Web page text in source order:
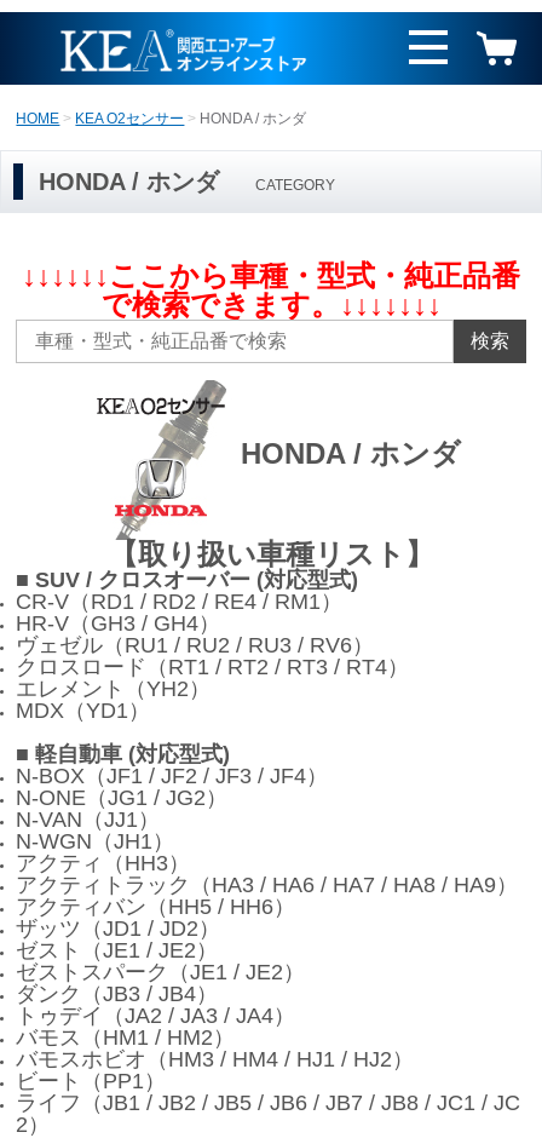
HOME KEA O2センサー HONDA / ホンダ
HONDA / ホンダ CATEGORY
↓↓↓↓↓↓ここから車種・型式・純正品番
で検索できます。↓↓↓↓↓↓↓
検索
HONDA / ホンダ
【取り扱い車種リスト】
■ SUV / クロスオーバー (対応型式)
CR-V（RD1 / RD2 / RE4 / RM1）
HR-V（GH3 / GH4）
ヴェゼル（RU1 / RU2 / RU3 / RV6）
クロスロード（RT1 / RT2 / RT3 / RT4）
エレメント（YH2）
MDX（YD1）
■ 軽自動車 (対応型式)
N-BOX（JF1 / JF2 / JF3 / JF4）
N-ONE（JG1 / JG2）
N-VAN（JJ1）
N-WGN（JH1）
アクティ（HH3）
アクティトラック（HA3 / HA6 / HA7 / HA8 / HA9）
アクティバン（HH5 / HH6）
ザッツ（JD1 / JD2）
ゼスト（JE1 / JE2）
ゼストスパーク（JE1 / JE2）
ダンク（JB3 / JB4）
トゥデイ（JA2 / JA3 / JA4）
バモス（HM1 / HM2）
バモスホビオ（HM3 / HM4 / HJ1 / HJ2）
ビート（PP1）
ライフ（JB1 / JB2 / JB5 / JB6 / JB7 / JB8 / JC1 / JC
2）